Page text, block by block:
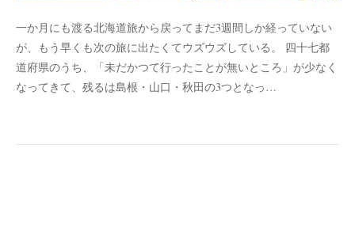
一か月にも渡る北海道旅から戻ってまだ3週間しか経っていない
が、もう早くも次の旅に出たくてウズウズしている。 四十七都
道府県のうち、「未だかつて行ったことが無いところ」が少なく
なってきて、残るは島根・山口・秋田の3つとなっ…